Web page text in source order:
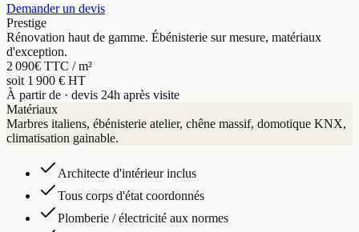
Demander un devis
Prestige
Rénovation haut de gamme. Ébénisterie sur mesure, matériaux
d'exception.
2 090€ TTC / m²
soit 1 900 € HT
À partir de · devis 24h après visite
Matériaux
Marbres italiens, ébénisterie atelier, chêne massif, domotique KNX,
climatisation gainable.
Architecte d'intérieur inclus
Tous corps d'état coordonnés
Plomberie / électricité aux normes